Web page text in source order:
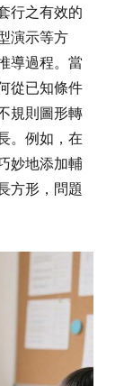
行之有效的
演示等方
導過程。當
從已知條件
規則圖形轉
。例如，在
妙地添加輔
方形，問題